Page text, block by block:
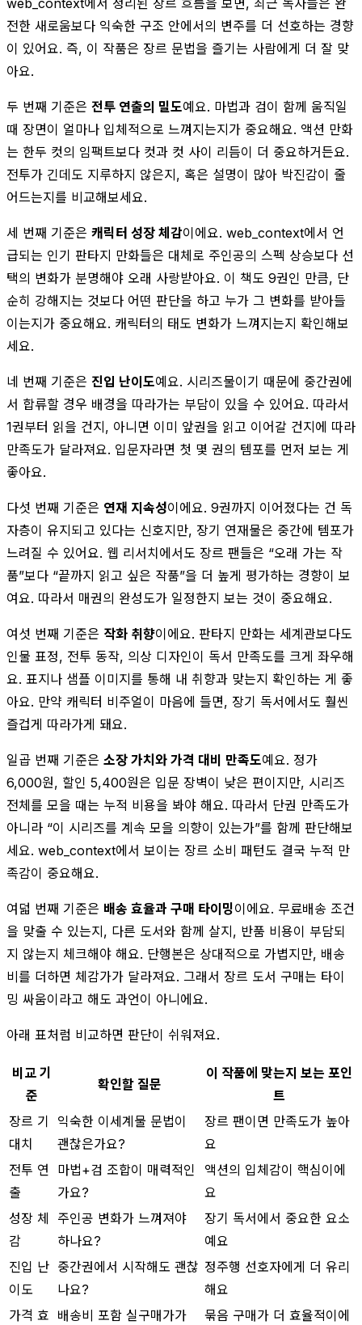
전한 새로움보다 익숙한 구조 안에서의 변주를 더 선호하는 경향
이 있어요. 즉, 이 작품은 장르 문법을 즐기는 사람에게 더 잘 맞
아요.
두 번째 기준은 전투 연출의 밀도예요. 마법과 검이 함께 움직일
때 장면이 얼마나 입체적으로 느껴지는지가 중요해요. 액션 만화
는 한두 컷의 임팩트보다 컷과 컷 사이 리듬이 더 중요하거든요.
전투가 긴데도 지루하지 않은지, 혹은 설명이 많아 박진감이 줄
어드는지를 비교해보세요.
세 번째 기준은 캐릭터 성장 체감이에요. web_context에서 언
급되는 인기 판타지 만화들은 대체로 주인공의 스펙 상승보다 선
택의 변화가 분명해야 오래 사랑받아요. 이 책도 9권인 만큼, 단
순히 강해지는 것보다 어떤 판단을 하고 누가 그 변화를 받아들
이는지가 중요해요. 캐릭터의 태도 변화가 느껴지는지 확인해보
세요.
네 번째 기준은 진입 난이도예요. 시리즈물이기 때문에 중간권에
서 합류할 경우 배경을 따라가는 부담이 있을 수 있어요. 따라서
1권부터 읽을 건지, 아니면 이미 앞권을 읽고 이어갈 건지에 따라
만족도가 달라져요. 입문자라면 첫 몇 권의 템포를 먼저 보는 게
좋아요.
다섯 번째 기준은 연재 지속성이에요. 9권까지 이어졌다는 건 독
자층이 유지되고 있다는 신호지만, 장기 연재물은 중간에 템포가
느려질 수 있어요. 웹 리서치에서도 장르 팬들은 “오래 가는 작
품”보다 “끝까지 읽고 싶은 작품”을 더 높게 평가하는 경향이 보
여요. 따라서 매권의 완성도가 일정한지 보는 것이 중요해요.
여섯 번째 기준은 작화 취향이에요. 판타지 만화는 세계관보다도
인물 표정, 전투 동작, 의상 디자인이 독서 만족도를 크게 좌우해
요. 표지나 샘플 이미지를 통해 내 취향과 맞는지 확인하는 게 좋
아요. 만약 캐릭터 비주얼이 마음에 들면, 장기 독서에서도 훨씬
즐겁게 따라가게 돼요.
일곱 번째 기준은 소장 가치와 가격 대비 만족도예요. 정가
6,000원, 할인 5,400원은 입문 장벽이 낮은 편이지만, 시리즈
전체를 모을 때는 누적 비용을 봐야 해요. 따라서 단권 만족도가
아니라 “이 시리즈를 계속 모을 의향이 있는가”를 함께 판단해보
세요. web_context에서 보이는 장르 소비 패턴도 결국 누적 만
족감이 중요해요.
여덟 번째 기준은 배송 효율과 구매 타이밍이에요. 무료배송 조건
을 맞출 수 있는지, 다른 도서와 함께 살지, 반품 비용이 부담되
지 않는지 체크해야 해요. 단행본은 상대적으로 가볍지만, 배송
비를 더하면 체감가가 달라져요. 그래서 장르 도서 구매는 타이
밍 싸움이라고 해도 과언이 아니에요.
아래 표처럼 비교하면 판단이 쉬워져요.
비교 기
준
확인할 질문
이 작품에 맞는지 보는 포인
트
장르 기
대치
익숙한 이세계물 문법이
괜찮은가요?
장르 팬이면 만족도가 높아
요
전투 연
출
마법+검 조합이 매력적인
가요?
액션의 입체감이 핵심이에
요
성장 체
감
주인공 변화가 느껴져야
하나요?
장기 독서에서 중요한 요소
예요
진입 난
이도
중간권에서 시작해도 괜찮
나요?
정주행 선호자에게 더 유리
해요
가격 효 배송비 포함 실구매가가
묶음 구매가 더 효율적이에